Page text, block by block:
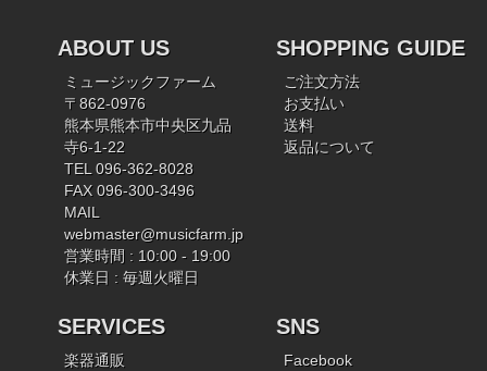
ABOUT US
ミュージックファーム
〒862-0976
熊本県熊本市中央区九品
寺6-1-22
TEL 096-362-8028
FAX 096-300-3496
MAIL
webmaster@musicfarm.jp
営業時間 : 10:00 - 19:00
休業日 : 毎週火曜日
SHOPPING GUIDE
ご注文方法
お支払い
送料
返品について
SERVICES
楽器通販
SNS
Facebook